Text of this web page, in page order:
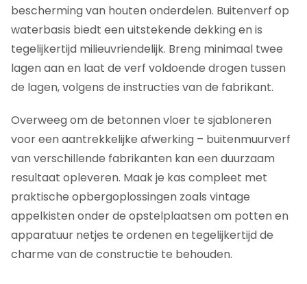
bescherming van houten onderdelen. Buitenverf op
waterbasis biedt een uitstekende dekking en is
tegelijkertijd milieuvriendelijk. Breng minimaal twee
lagen aan en laat de verf voldoende drogen tussen
de lagen, volgens de instructies van de fabrikant.
Overweeg om de betonnen vloer te sjabloneren
voor een aantrekkelijke afwerking – buitenmuurverf
van verschillende fabrikanten kan een duurzaam
resultaat opleveren. Maak je kas compleet met
praktische opbergoplossingen zoals vintage
appelkisten onder de opstelplaatsen om potten en
apparatuur netjes te ordenen en tegelijkertijd de
charme van de constructie te behouden.